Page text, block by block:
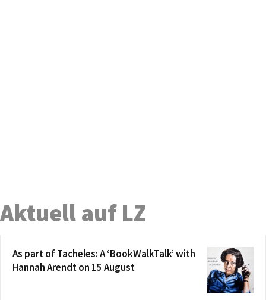
Aktuell auf LZ
As part of Tacheles: A ‘BookWalkTalk’ with
Hannah Arendt on 15 August